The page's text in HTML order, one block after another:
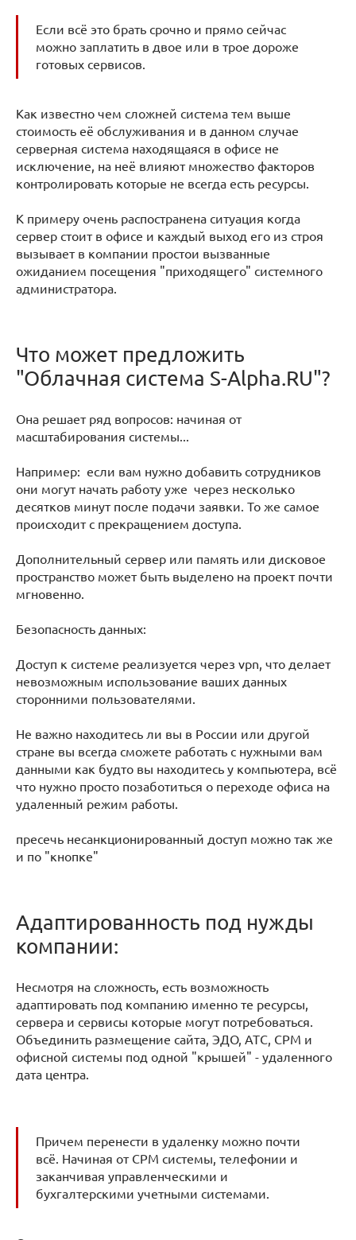
Если всё это брать срочно и прямо сейчас
можно заплатить в двое или в трое дороже
готовых сервисов.
Как известно чем сложней система тем выше
стоимость её обслуживания и в данном случае
серверная система находящаяся в офисе не
исключение, на неё влияют множество факторов
контролировать которые не всегда есть ресурсы.
К примеру очень распостранена ситуация когда
сервер стоит в офисе и каждый выход его из строя
вызывает в компании простои вызванные
ожиданием посещения "приходящего" системного
администратора.
Что может предложить
"Облачная система S-Alpha.RU"?
Она решает ряд вопросов: начиная от
масштабирования системы...
Например: если вам нужно добавить сотрудников
они могут начать работу уже через несколько
десятков минут после подачи заявки. То же самое
происходит с прекращением доступа.
Дополнительный сервер или память или дисковое
пространство может быть выделено на проект почти
мгновенно.
Безопасность данных:
Доступ к системе реализуется через vpn, что делает
невозможным использование ваших данных
сторонними пользователями.
Не важно находитесь ли вы в России или другой
стране вы всегда сможете работать с нужными вам
данными как будто вы находитесь у компьютера, всё
что нужно просто позаботиться о переходе офиса на
удаленный режим работы.
пресечь несанкционированный доступ можно так же
и по "кнопке"
Адаптированность под нужды
компании:
Несмотря на сложность, есть возможность
адаптировать под компанию именно те ресурсы,
сервера и сервисы которые могут потребоваться.
Объединить размещение сайта, ЭДО, АТС, СРМ и
офисной системы под одной "крышей" - удаленного
дата центра.
Причем перенести в удаленку можно почти
всё. Начиная от СРМ системы, телефонии и
заканчивая управленческими и
бухгалтерскими учетными системами.